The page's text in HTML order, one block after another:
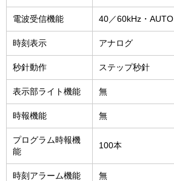
電波受信機能 40／60kHz・AUTO
時刻表示 アナログ
秒針動作 ステップ秒針
表示部ライト機能 無
時報機能 無
プログラム時報機
能
100本
時刻アラーム機能 無